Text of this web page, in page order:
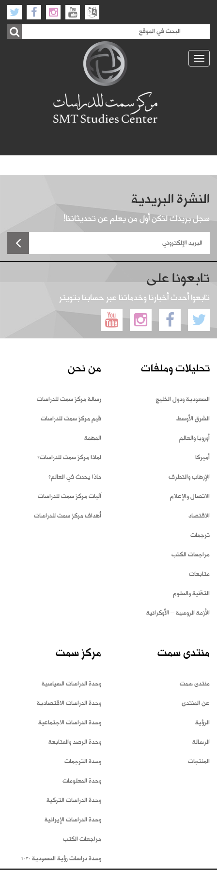
Toggle
navigation
النشرة البريدية
سجل بريدك لتكن أول من يعلم عن تحديثاتنا!
تابعونا على
تابعوا أحدث أخبارنا وخدماتنا عبر حسابنا بتويتر
تحليلات وملفات
السعودية ودول الخليج
الشرق الأوسط
أوروبا والعالم
أميركا
الإرهاب والتطرف
الاتصال والإعلام
الاقتصاد
ترجمات
مراجعات الكتب
متابعات
التقنية والعلوم
الأزمة الروسية – الأوكرانية
من نحن
رسالة مركز سمت للدراسات
قيم مركز سمت للدراسات
المهمة
لماذا مركز سمت للدراسات؟
ماذا يحدث في العالم؟
آليات مركز سمت للدراسات
أهداف مركز سمت للدراسات
منتدى سمت
منتدى سمت
عن المنتدى
الرؤية
الرسالة
المنتجات
مركز سمت
وحدة الدراسات السياسية
وحدة الدراسات الاقتصادية
وحدة الدراسات الاجتماعية
وحدة الرصد والمتابعة
وحدة الترجمات
وحدة المعلومات
وحدة الدراسات التركية
وحدة الدراسات الإيرانية
مراجعات الكتب
وحدة دراسات رؤية السعودية 2030